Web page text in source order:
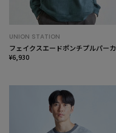
UNION STATION
フェイクスエードポンチプルパーカ
¥6,930